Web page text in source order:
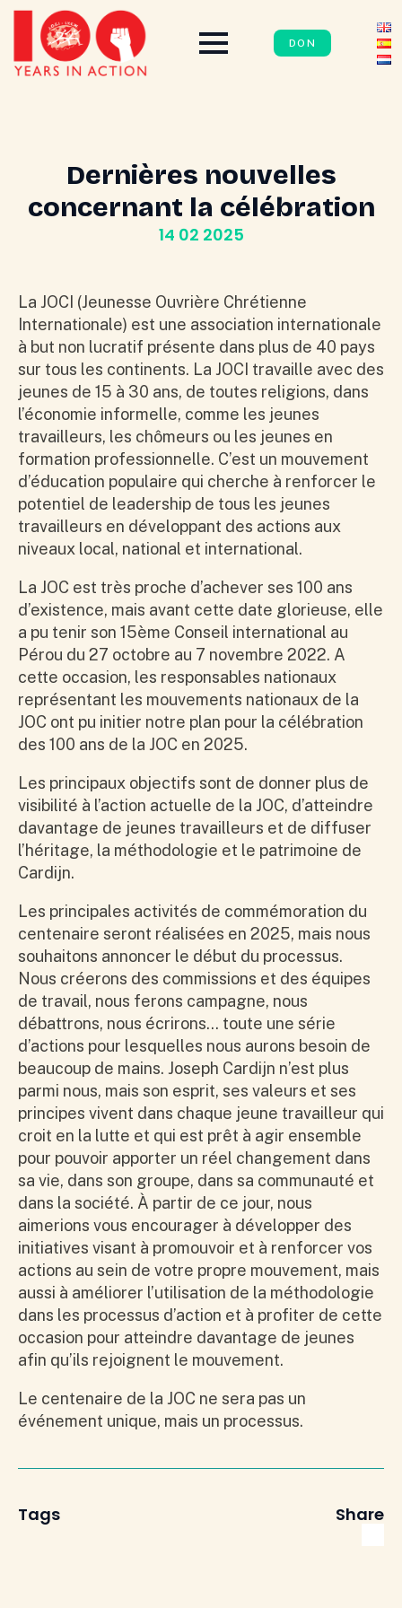
DON
Dernières nouvelles
concernant la célébration
14 02 2025
La JOCI (Jeunesse Ouvrière Chrétienne
Internationale) est une association internationale
à but non lucratif présente dans plus de 40 pays
sur tous les continents. La JOCI travaille avec des
jeunes de 15 à 30 ans, de toutes religions, dans
l’économie informelle, comme les jeunes
travailleurs, les chômeurs ou les jeunes en
formation professionnelle. C’est un mouvement
d’éducation populaire qui cherche à renforcer le
potentiel de leadership de tous les jeunes
travailleurs en développant des actions aux
niveaux local, national et international.
La JOC est très proche d’achever ses 100 ans
d’existence, mais avant cette date glorieuse, elle
a pu tenir son 15ème Conseil international au
Pérou du 27 octobre au 7 novembre 2022. A
cette occasion, les responsables nationaux
représentant les mouvements nationaux de la
JOC ont pu initier notre plan pour la célébration
des 100 ans de la JOC en 2025.
Les principaux objectifs sont de donner plus de
visibilité à l’action actuelle de la JOC, d’atteindre
davantage de jeunes travailleurs et de diffuser
l’héritage, la méthodologie et le patrimoine de
Cardijn.
Les principales activités de commémoration du
centenaire seront réalisées en 2025, mais nous
souhaitons annoncer le début du processus.
Nous créerons des commissions et des équipes
de travail, nous ferons campagne, nous
débattrons, nous écrirons… toute une série
d’actions pour lesquelles nous aurons besoin de
beaucoup de mains. Joseph Cardijn n’est plus
parmi nous, mais son esprit, ses valeurs et ses
principes vivent dans chaque jeune travailleur qui
croit en la lutte et qui est prêt à agir ensemble
pour pouvoir apporter un réel changement dans
sa vie, dans son groupe, dans sa communauté et
dans la société. À partir de ce jour, nous
aimerions vous encourager à développer des
initiatives visant à promouvoir et à renforcer vos
actions au sein de votre propre mouvement, mais
aussi à améliorer l’utilisation de la méthodologie
dans les processus d’action et à profiter de cette
occasion pour atteindre davantage de jeunes
afin qu’ils rejoignent le mouvement.
Le centenaire de la JOC ne sera pas un
événement unique, mais un processus.
Tags Share